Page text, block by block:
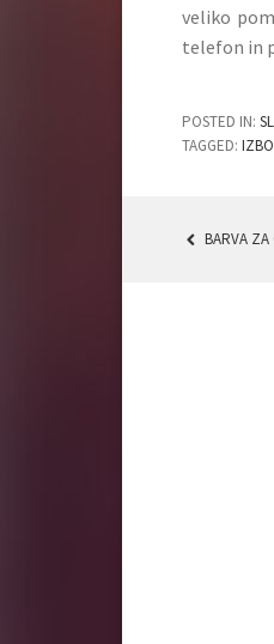
veliko
telefon in
POSTED IN:
TAGGED:
POST
BARVA ZA